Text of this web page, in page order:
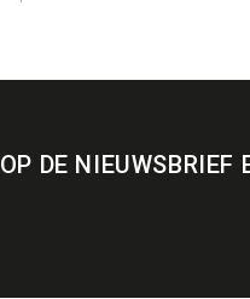
DE NIEUWSBRIEF